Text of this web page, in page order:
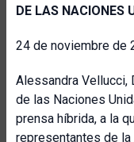
DE LAS NACIONES
24 de noviembre de
Alessandra Vellucci,
de las Naciones
prensa híbrida, a la
representantes de la